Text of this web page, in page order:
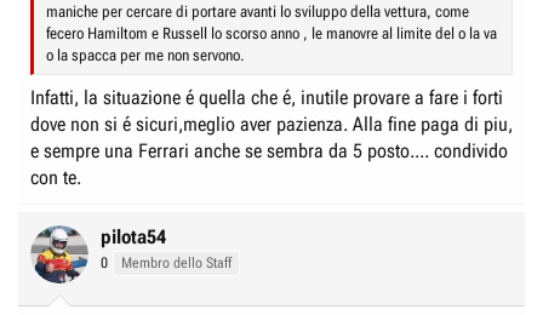
maniche per cercare di portare avanti lo sviluppo della vettura, come
fecero Hamiltom e Russell lo scorso anno , le manovre al limite del o la va
o la spacca per me non servono.
Infatti, la situazione é quella che é, inutile provare a fare i forti
dove non si é sicuri,meglio aver pazienza. Alla fine paga di piu,
e sempre una Ferrari anche se sembra da 5 posto.... condivido
con te.
pilota54
0 Membro dello Staff